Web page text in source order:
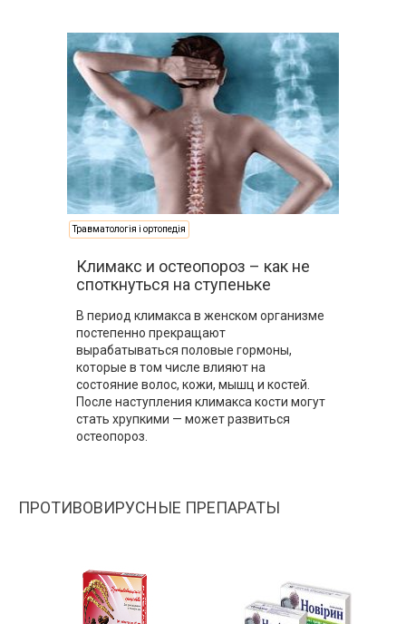
Травматологія і ортопедія
Климакс и остеопороз – как не
споткнуться на ступеньке
В период климакса в женском организме
постепенно прекращают
вырабатываться половые гормоны,
которые в том числе влияют на
состояние волос, кожи, мышц и костей.
После наступления климакса кости могут
стать хрупкими — может развиться
остеопороз.
ПРОТИВОВИРУСНЫЕ ПРЕПАРАТЫ